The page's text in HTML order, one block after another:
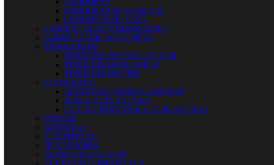
FREIDORAS
BATIDORAS DE VARILLAS
BATIDORAS DE VASO
PEQUEÑO ELECTRODOMESTICO
CARROS Y BOLSAS COMPRA
TENDEDEROS
TENDEDEROS PARA COLGAR
TENDEDEROS DE SUELO
TENDEDEROS FIJOS
PLANCHADO
ACCESORIOS PARA PLANCHAR
TABLA DE PLANCHAR
FUNDAS PARA TABLA DE PLANCHAR
MENAJE
BASCULAS
SOPORTES TV
DECORACION
ACCESORIOS HOGAR
ACCESORIOS INFANTILES